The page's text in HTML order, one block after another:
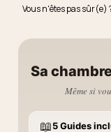
Vous n'êtes pas sûr(e)
Sa
Même si
📖5 Guides